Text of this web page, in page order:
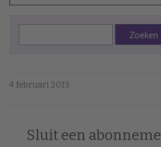
Zoeken
4 februari 2013
Sluit een